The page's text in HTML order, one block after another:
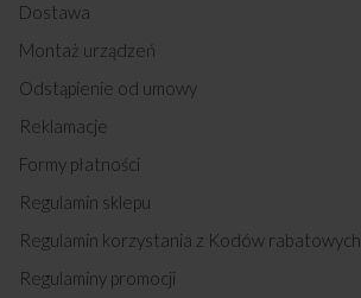
Dostawa
Montaż urządzeń
Odstąpienie od umowy
Reklamacje
Formy płatności
Regulamin sklepu
Regulamin korzystania z Kodów rabatowych
Regulaminy promocji